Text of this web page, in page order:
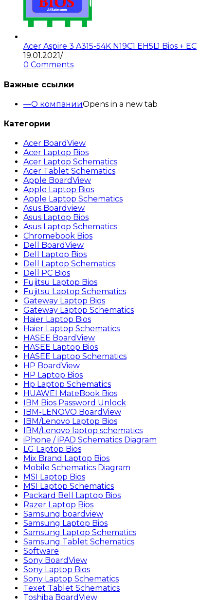
Acer Aspire 3 A315-54K N19C1 EH5L1 Bios + EC
19.01.2021/
0 Comments
Важные ссылки
О компанииOpens in a new tab
Категории
Acer BoardView
Acer Laptop Bios
Acer Laptop Schematics
Acer Tablet Schematics
Apple BoardView
Apple Laptop Bios
Apple Laptop Schematics
Asus Boardview
Asus Laptop Bios
Asus Laptop Schematics
Chromebook Bios
Dell BoardView
Dell Laptop Bios
Dell Laptop Schematics
Dell PC Bios
Fujitsu Laptop Bios
Fujitsu Laptop Schematics
Gateway Laptop Bios
Gateway Laptop Schematics
Haier Laptop Bios
Haier Laptop Schematics
HASEE BoardView
HASEE Laptop Bios
HASEE Laptop Schematics
HP BoardView
HP Laptop Bios
Hp Laptop Schematics
HUAWEI MateBook Bios
IBM Bios Password Unlock
IBM-LENOVO BoardView
IBM/Lenovo Laptop Bios
IBM/Lenovo laptop schematics
iPhone / iPAD Schematics Diagram
LG Laptop Bios
Mix Brand Laptop Bios
Mobile Schematics Diagram
MSI Laptop Bios
MSI Laptop Schematics
Packard Bell Laptop Bios
Razer Laptop Bios
Samsung boardview
Samsung Laptop Bios
Samsung Laptop Schematics
Samsung Tablet Schematics
Software
Sony BoardView
Sony Laptop Bios
Sony Laptop Schematics
Texet Tablet Schematics
Toshiba BoardView